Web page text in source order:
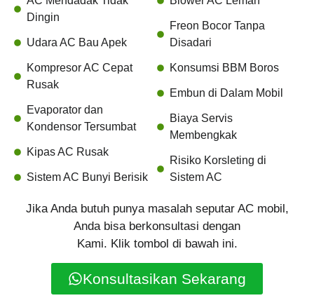
Dingin
Udara AC Bau Apek
Kompresor AC Cepat
Rusak
Evaporator dan
Kondensor Tersumbat
Kipas AC Rusak
Sistem AC Bunyi Berisik
Freon Bocor Tanpa
Disadari
Konsumsi BBM Boros
Embun di Dalam Mobil
Biaya Servis
Membengkak
Risiko Korsleting di
Sistem AC
Jika Anda butuh punya masalah seputar AC mobil,
Anda bisa berkonsultasi dengan
Kami. Klik tombol di bawah ini.
Konsultasikan Sekarang